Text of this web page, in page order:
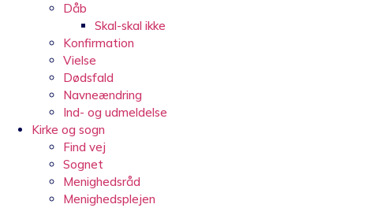
Dåb
Skal-skal ikke
Konfirmation
Vielse
Dødsfald
Navneændring
Ind- og udmeldelse
Kirke og sogn
Find vej
Sognet
Menighedsråd
Menighedsplejen